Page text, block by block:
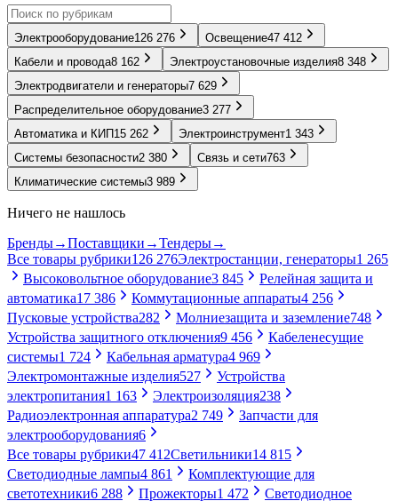
Электрооборудование126 276 Освещение47 412
Кабели и провода8 162 Электроустановочные изделия8 348
Электродвигатели и генераторы7 629
Распределительное оборудование3 277
Автоматика и КИП 15 262 Электроинструмент1 343
Системы безопасности2 380 Связь и сети763
Климатические системы3 989
Ничего не нашлось
Бренды→Поставщики →Тендеры→
Все товары рубрики126 276Электростанции, генераторы1 265
Высоковольтное оборудование3 845
Релейная защита и
автоматика17 386 Коммутационные аппараты4 256
Пусковые устройства282 Молниезащита и заземление748
Устройства защитного отключения9 456
Кабеленесущие
системы1 724 Кабельная арматура4 969
Электромонтажные изделия527
Устройства
электропитания1 163 Электроизоляция238
Радиоэлектронная аппаратура2 749
Запчасти для
электрооборудования6
Все товары рубрики47 412Светильники14 815
Светодиодные лампы4 861
Комплектующие для
светотехники6 288 Прожекторы1 472
Светодиодное